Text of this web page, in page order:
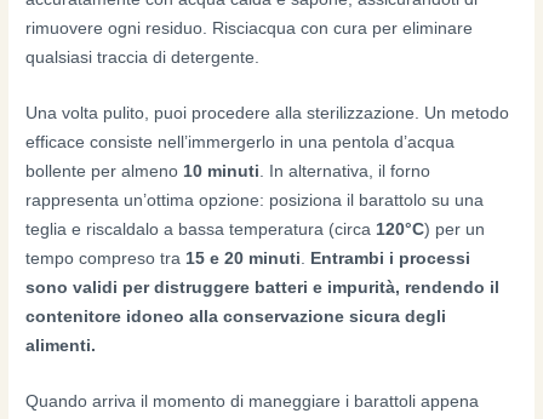
rimuovere ogni residuo. Risciacqua con cura per eliminare
qualsiasi traccia di detergente.
Una volta pulito, puoi procedere alla sterilizzazione. Un metodo
efficace consiste nell’immergerlo in una pentola d’acqua
bollente per almeno 10 minuti . In alternativa, il forno
rappresenta un’ottima opzione: posiziona il barattolo su una
teglia e riscaldalo a bassa temperatura (circa 120°C) per un
tempo compreso tra 15 e 20 minuti
Entrambi i processi
sono validi per distruggere batteri e impurità, rendendo il
contenitore idoneo alla conservazione sicura degli
alimenti.
Quando arriva il momento di maneggiare i barattoli appena